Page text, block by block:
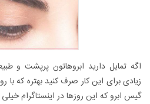
اگه تمایل دارید ابروهاتون پرپشت و
زیادی برای این کار صرف کنید بهتره که با
گیس ابرو که این روزها در اینستاگرام